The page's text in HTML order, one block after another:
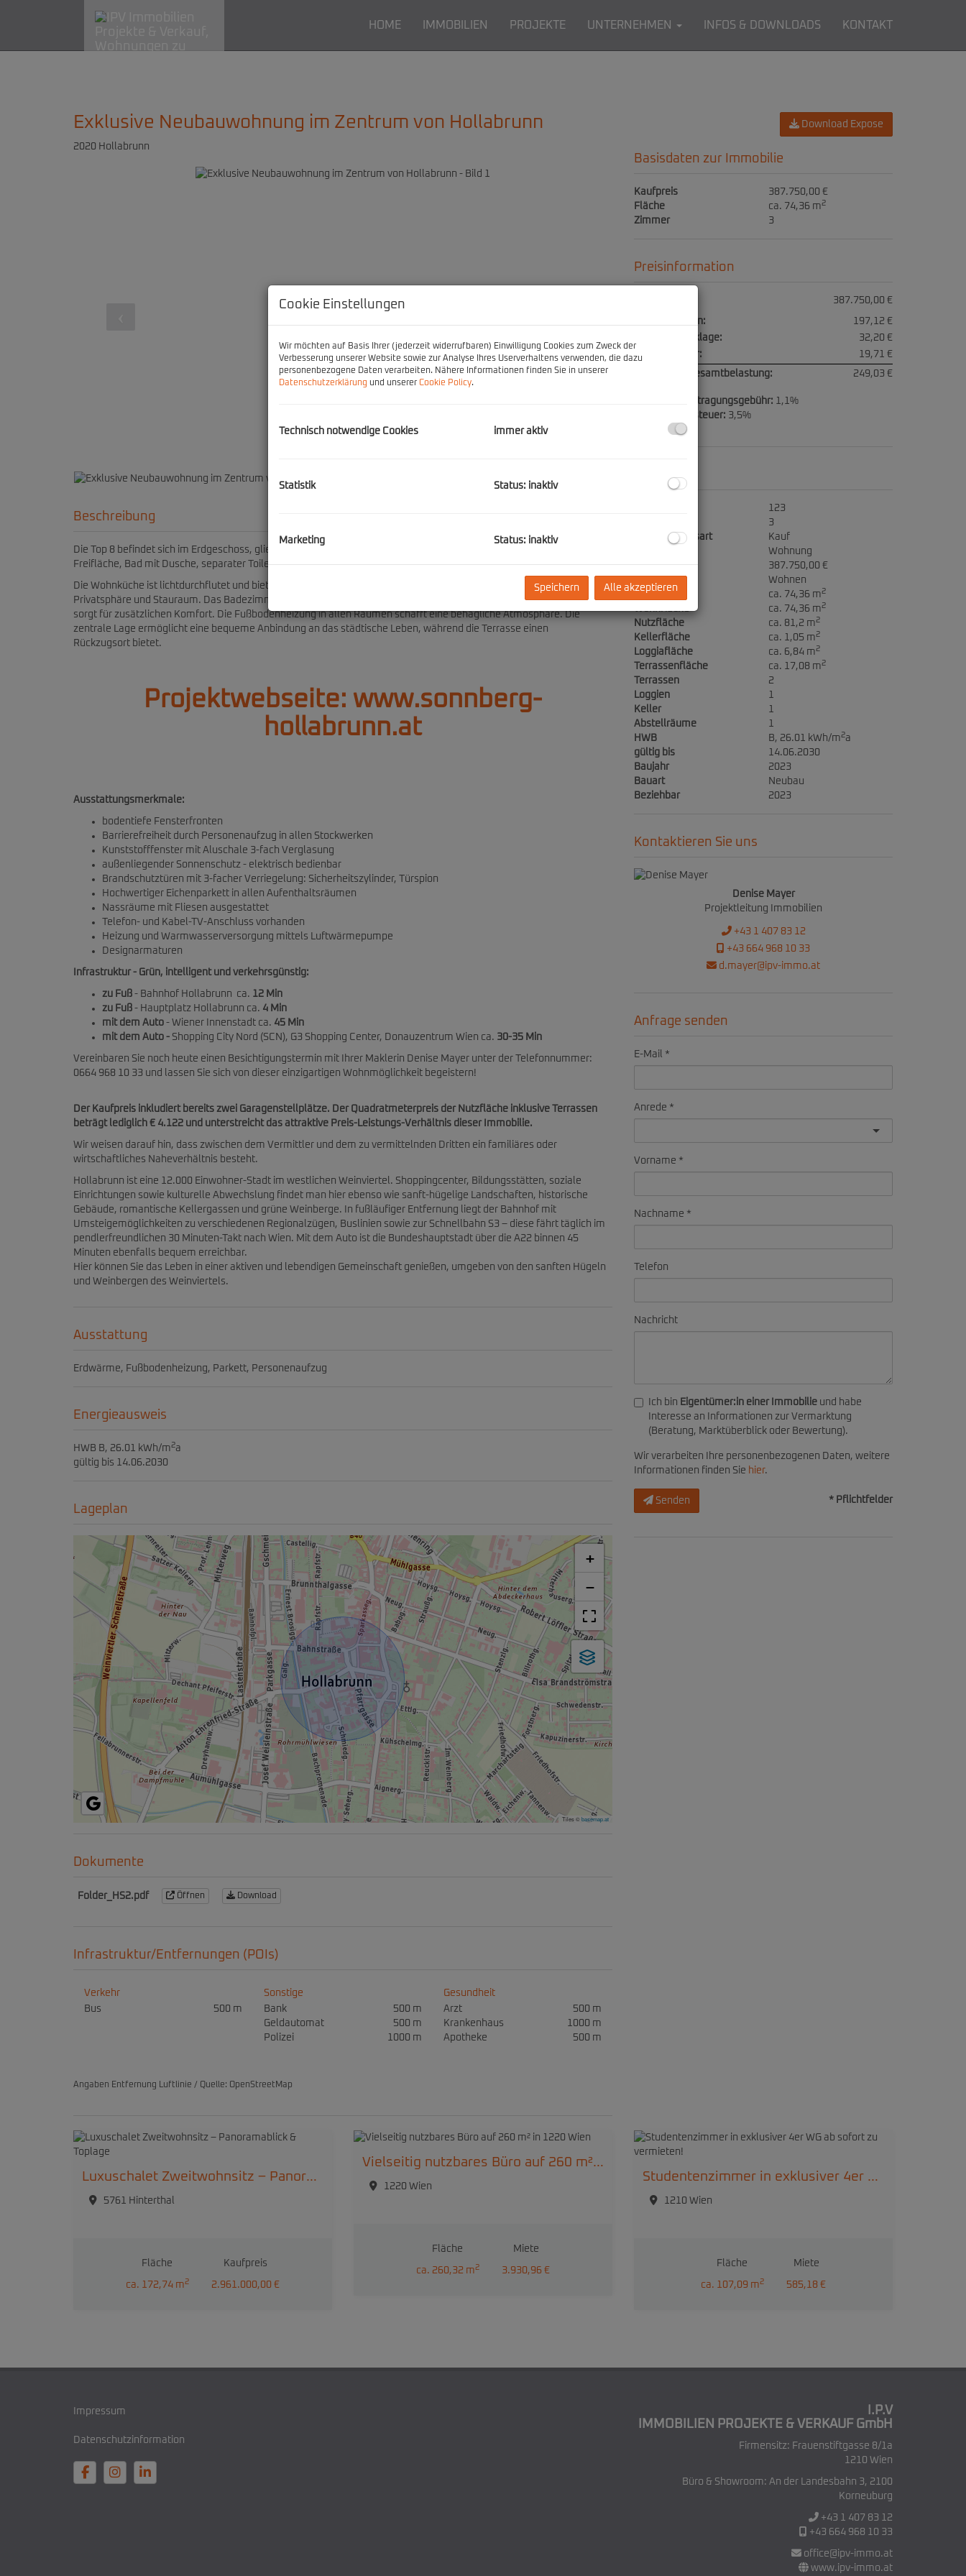
HOME IMMOBILIEN PROJEKTE UNTERNEHMEN INFOS & DOWNLOADS KONTAKT
Exklusive Neubauwohnung im Zentrum von Hollabrunn
2020 Hollabrunn
Beschreibung
Die Top 8 befindet sich im Erdgeschoss, gliedert sich wie folgt: Wohnküche und zwei Schlafzimmer mit Ausgang zur
Freifläche, Bad mit Dusche, separater Toilette und einem Abstellraum.
Die Wohnküche ist lichtdurchflutet und bietet Platz für gemeinsame Abende. Zwei Schlafzimmer bieten ausreichend
Privatsphäre und Stauraum. Das Badezimmer ist mit einer bodengleichen Dusche ausgestattet. Ein separates WC
sorgt für zusätzlichen Komfort. Die Fußbodenheizung in allen Räumen schafft eine behagliche Atmosphäre. Die
zentrale Lage ermöglicht eine bequeme Anbindung an das städtische Leben, während die Terrasse einen
Rückzugsort bietet.
Projektwebseite: www.sonnberg-
hollabrunn.at
Ausstattungsmerkmale:
bodentiefe Fensterfronten
Barrierefreiheit durch Personenaufzug in allen Stockwerken
Kunststofffenster mit Aluschale 3-fach Verglasung
außenliegender Sonnenschutz - elektrisch bedienbar
Brandschutztüren mit 3-facher Verriegelung: Sicherheitszylinder, Türspion
Hochwertiger Eichenparkett in allen Aufenthaltsräumen
Nassräume mit Fliesen ausgestattet
Telefon- und Kabel-TV-Anschluss vorhanden
Heizung und Warmwasserversorgung mittels Luftwärmepumpe
Designarmaturen
Infrastruktur - Grün, intelligent und verkehrsgünstig:
zu Fuß - Bahnhof Hollabrunn ca. 12 Min
zu Fuß - Hauptplatz Hollabrunn ca. 4 Min
mit dem Auto - Wiener Innenstadt ca. 45 Min
mit dem Auto - Shopping City Nord (SCN), G3 Shopping Center, Donauzentrum Wien ca. 30-35 Min
Vereinbaren Sie noch heute einen Besichtigungstermin mit Ihrer Maklerin Denise Mayer unter der Telefonnummer:
0664 968 10 33 und lassen Sie sich von dieser einzigartigen Wohnmöglichkeit begeistern!
Der Kaufpreis inkludiert bereits zwei Garagenstellplätze. Der Quadratmeterpreis der Nutzfläche inklusive Terrassen
beträgt lediglich € 4.122 und unterstreicht das attraktive Preis-Leistungs-Verhältnis dieser Immobilie.
Wir weisen darauf hin, dass zwischen dem Vermittler und dem zu vermittelnden Dritten ein familiäres oder
wirtschaftliches Naheverhältnis besteht.
Hollabrunn ist eine 12.000 Einwohner-Stadt im westlichen Weinviertel. Shoppingcenter, Bildungsstätten, soziale
Einrichtungen sowie kulturelle Abwechslung findet man hier ebenso wie sanft-hügelige Landschaften, historische
Gebäude, romantische Kellergassen und grüne Weinberge. In fußläufiger Entfernung liegt der Bahnhof mit
Umsteigemöglichkeiten zu verschiedenen Regionalzügen, Buslinien sowie zur Schnellbahn S3 – diese fährt täglich im
pendlerfreundlichen 30 Minuten-Takt nach Wien. Mit dem Auto ist die Bundeshauptstadt über die A22 binnen 45
Minuten ebenfalls bequem erreichbar.
Hier können Sie das Leben in einer aktiven und lebendigen Gemeinschaft genießen, umgeben von den sanften Hügeln
und Weinbergen des Weinviertels.
Ausstattung
Erdwärme Fußbodenheizung Parkett Personenaufzug
Energieausweis
HWB B, 26.01 kWh/m2a
gültig bis 14.06.2030
Lageplan
+
−
Tiles ©basemap.at
Dokumente
Folder_HS2.pdf Öffnen Download
Infrastruktur/Entfernungen (POIs)
Verkehr
Bus
500 m
Sonstige
Bank
500 m
Geldautomat
500 m
Polizei
1000 m
Gesundheit
Arzt
500 m
Krankenhaus
1000 m
Apotheke
500 m
Angaben Entfernung Luftlinie / Quelle: OpenStreetMap
Download Expose
Basisdaten zur Immobilie
Kaufpreis
387.750,00 €
Fläche
ca. 74,36 m2
Zimmer 3
Preisinformation
387.750,00 €
Betriebskosten:
197,12 €
Reparaturrücklage:
32,20 €
Umsatzsteuer:
19,71 €
monatliche Gesamtbelastung:
249,03 €
Grundbucheintragungsgebühr: 1,1%
Grunderwerbsteuer: 3,5%
Eckdaten
123
3
Vermarktungsart
Kauf
Wohnung
Kaufpreis
387.750,00 €
Nutzungsart
Wohnen
Fläche
ca. 74,36 m2
Wohnfläche ca. 74,36 m2
Nutzfläche ca. 81,2 m2
Kellerfläche ca. 1,05 m2
Loggiafläche ca. 6,84 m2
Terrassenfläche ca. 17,08 m2
Terrassen
2
Loggien
1
Keller
1
Abstellräume
1
HWB
B, 26.01 kWh/m2a
gültig bis
14.06.2030
Baujahr
2023
Bauart
Neubau
Beziehbar
2023
Kontaktieren Sie uns
Denise Mayer
Projektleitung Immobilien
+43 1 407 83 12
+43 664 968 10 33
d.mayer@ipv-immo.at
Anfrage senden
E-Mail
Anrede
Vorname
Nachname
Telefon
Nachricht
Ich bin Eigentümer:in einer Immobilie und habe
Interesse an Informationen zur Vermarktung
(Beratung, Marktüberblick oder Bewertung).
Wir verarbeiten Ihre personenbezogenen Daten, weitere
Informationen finden Sie hier.
Senden * Pflichtfelder
Luxuschalet Zweitwohnsitz – Panoramablick & Toplage
5761 Hinterthal
Fläche
ca. 172,74 m2
Kaufpreis
2.961.000,00 €
Vielseitig nutzbares Büro auf 260 m² in 1220 Wien
1220 Wien
Fläche
ca. 260,32 m2
Miete
3.930,96 €
Studentenzimmer in exklusiver 4er WG ab sofort zu vermieten!
1210 Wien
Fläche
ca. 107,09 m2
Miete
585,18 €
Impressum
Datenschutzinformation
I.P.V
IMMOBILIEN PROJEKTE & VERKAUF GmbH
Firmensitz: Frauenstiftgasse 8/1a
1210 Wien
Büro & Showroom: An der Landesbahn 3, 2100
Korneuburg
+43 1 407 83 12
+43 664 968 10 33
office@ipv-immo.at
www.ipv-immo.at
Cookie Einstellungen
Wir möchten auf Basis Ihrer (jederzeit widerrufbaren) Einwilligung Cookies zum Zweck der
Verbesserung unserer Website sowie zur Analyse Ihres Userverhaltens verwenden, die dazu
personenbezogene Daten verarbeiten. Nähere Informationen finden Sie in unserer
Datenschutzerklärung und unserer Cookie Policy.
Technisch notwendige Cookies immer aktiv
Statistik Status: inaktiv
Marketing Status: inaktiv
Speichern Alle akzeptieren